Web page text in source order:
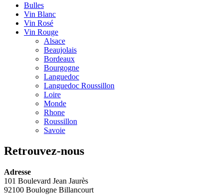
Bulles
Vin Blanc
Vin Rosé
Vin Rouge
Alsace
Beaujolais
Bordeaux
Bourgogne
Languedoc
Languedoc Roussillon
Loire
Monde
Rhone
Roussillon
Savoie
Retrouvez-nous
Adresse
101 Boulevard Jean Jaurès
92100 Boulogne Billancourt